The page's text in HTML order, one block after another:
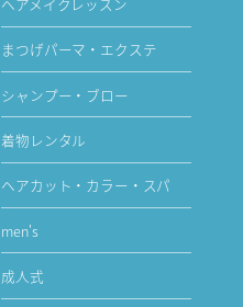
まつげパーマ・エクステ
シャンプー・ブロー
着物レンタル
ヘアカット・カラー・スパ
men's
成人式